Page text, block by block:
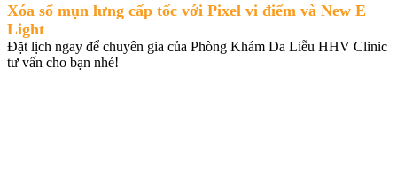
Xóa sổ mụn lưng cấp tốc với Pixel vi điểm và New E
Light
Đặt lịch ngay để chuyên gia của Phòng Khám Da Liễu HHV Clinic
tư vấn cho bạn nhé!